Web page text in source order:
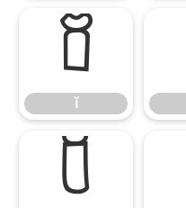
ĭ
ĭ
İ